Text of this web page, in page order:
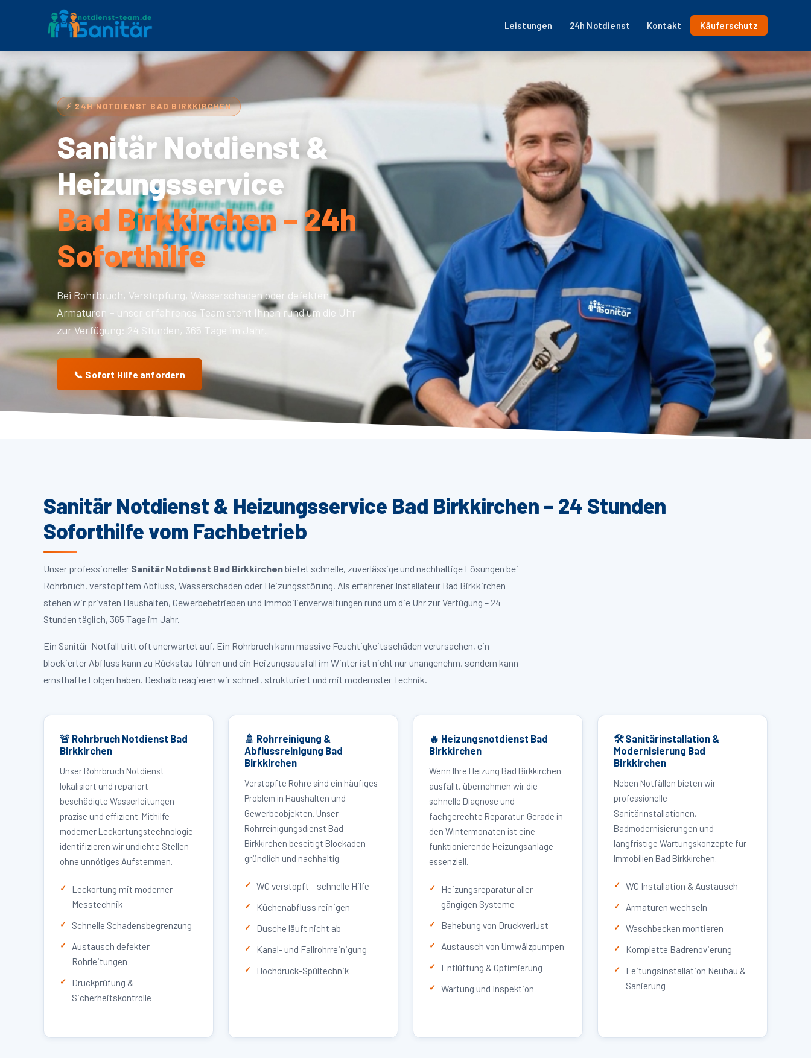
Leistungen 24h Notdienst Kontakt Käuferschutz
⚡ 24H NOTDIENST BAD BIRKKIRCHEN
Sanitär Notdienst &
Heizungsservice
Bad Birkkirchen – 24h
Soforthilfe
Bei Rohrbruch, Verstopfung, Wasserschaden oder defekten
Armaturen – unser erfahrenes Team steht Ihnen rund um die Uhr
zur Verfügung: 24 Stunden, 365 Tage im Jahr.
📞 Sofort Hilfe anfordern
Sanitär Notdienst & Heizungsservice Bad Birkkirchen – 24 Stunden
Soforthilfe vom Fachbetrieb
Unser professioneller Sanitär Notdienst Bad Birkkirchenbietet schnelle, zuverlässige und nachhaltige Lösungen bei
Rohrbruch, verstopftem Abfluss, Wasserschaden oder Heizungsstörung. Als erfahrener Installateur Bad Birkkirchen
stehen wir privaten Haushalten, Gewerbebetrieben und Immobilienverwaltungen rund um die Uhr zur Verfügung – 24
Stunden täglich, 365 Tage im Jahr.
Ein Sanitär-Notfall tritt oft unerwartet auf. Ein Rohrbruch kann massive Feuchtigkeitsschäden verursachen, ein
blockierter Abfluss kann zu Rückstau führen und ein Heizungsausfall im Winter ist nicht nur unangenehm, sondern kann
ernsthafte Folgen haben. Deshalb reagieren wir schnell, strukturiert und mit modernster Technik.
🚨 Rohrbruch Notdienst Bad
Birkkirchen
Unser Rohrbruch Notdienst
lokalisiert und repariert
beschädigte Wasserleitungen
präzise und effizient. Mithilfe
moderner Leckortungstechnologie
identifizieren wir undichte Stellen
ohne unnötiges Aufstemmen.
Leckortung mit moderner
Messtechnik
Schnelle Schadensbegrenzung
Austausch defekter
Rohrleitungen
Druckprüfung &
Sicherheitskontrolle
🚿 Rohrreinigung &
Abflussreinigung Bad
Birkkirchen
Verstopfte Rohre sind ein häufiges
Problem in Haushalten und
Gewerbeobjekten. Unser
Rohrreinigungsdienst Bad
Birkkirchen beseitigt Blockaden
gründlich und nachhaltig.
WC verstopft – schnelle Hilfe
Küchenabfluss reinigen
Dusche läuft nicht ab
Kanal- und Fallrohrreinigung
Hochdruck-Spültechnik
🔥 Heizungsnotdienst Bad
Birkkirchen
Wenn Ihre Heizung Bad Birkkirchen
ausfällt, übernehmen wir die
schnelle Diagnose und
fachgerechte Reparatur. Gerade in
den Wintermonaten ist eine
funktionierende Heizungsanlage
essenziell.
Heizungsreparatur aller
gängigen Systeme
Behebung von Druckverlust
Austausch von Umwälzpumpen
Entlüftung & Optimierung
Wartung und Inspektion
🛠 Sanitärinstallation &
Modernisierung Bad
Birkkirchen
Neben Notfällen bieten wir
professionelle
Sanitärinstallationen,
Badmodernisierungen und
langfristige Wartungskonzepte für
Immobilien Bad Birkkirchen.
WC Installation & Austausch
Armaturen wechseln
Waschbecken montieren
Komplette Badrenovierung
Leitungsinstallation Neubau &
Sanierung